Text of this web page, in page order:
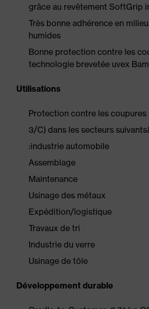
grâce au revêtement SoftGrip
Très bonne adhérence en
humides
Bonne protection contre les
technologie brevetée uvex
Utilisations
Protection contre les coupures
3/C) dans les secteurs
:industrie automobile
Assemblage
Maintenance
Usinage des métaux
Expédition/logistique
Travaux de tri
Industrie du verre
Usinage de tôle
Développement durable